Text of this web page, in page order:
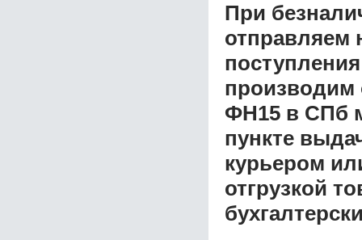
При
отправляем
производим
ФН15 в СПб
пункте
курьером
отгрузкой